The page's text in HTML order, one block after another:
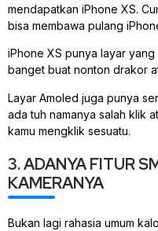
mendapatkan iPhone XS.
bisa membawa pulang
iPhone XS punya layar
banget buat nonton drakor
Layar Amoled juga punya
ada tuh namanya salah klik
kamu mengklik sesuatu.
3. ADANYA FITUR
KAMERANYA
Bukan lagi rahasia umum